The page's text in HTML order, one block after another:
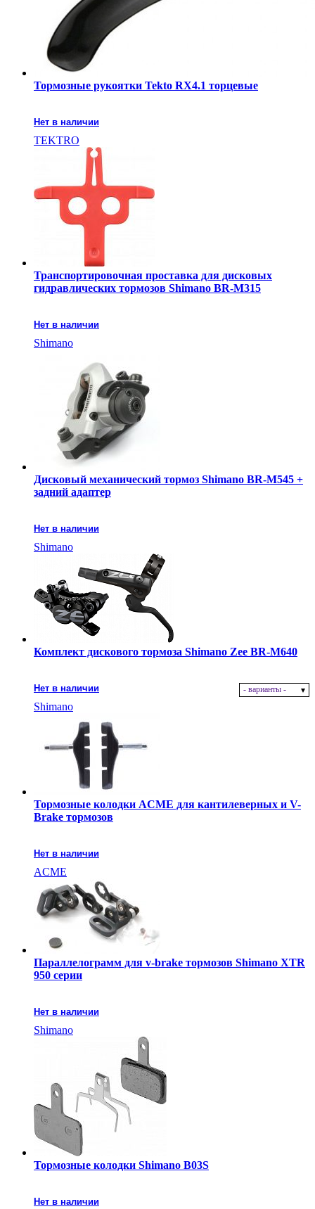
Тормозные рукоятки Tekto RX4.1 торцевые
Нет в наличии
TEKTRO
Транспортировочная проставка для дисковых
гидравлических тормозов Shimano BR-M315
Нет в наличии
Shimano
Дисковый механический тормоз Shimano BR-M545 +
задний адаптер
Нет в наличии
Shimano
Комплект дискового тормоза Shimano Zee BR-M640
Нет в наличии - варианты -
Shimano
Тормозные колодки ACME для кантилеверных и V-
Brake тормозов
Нет в наличии
ACME
Параллелограмм для v-brake тормозов Shimano XTR
950 серии
Нет в наличии
Shimano
Тормозные колодки Shimano B03S
Нет в наличии